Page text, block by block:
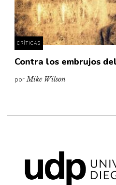
CRÍTICAS
Contra los embrujos
porMike Wilson